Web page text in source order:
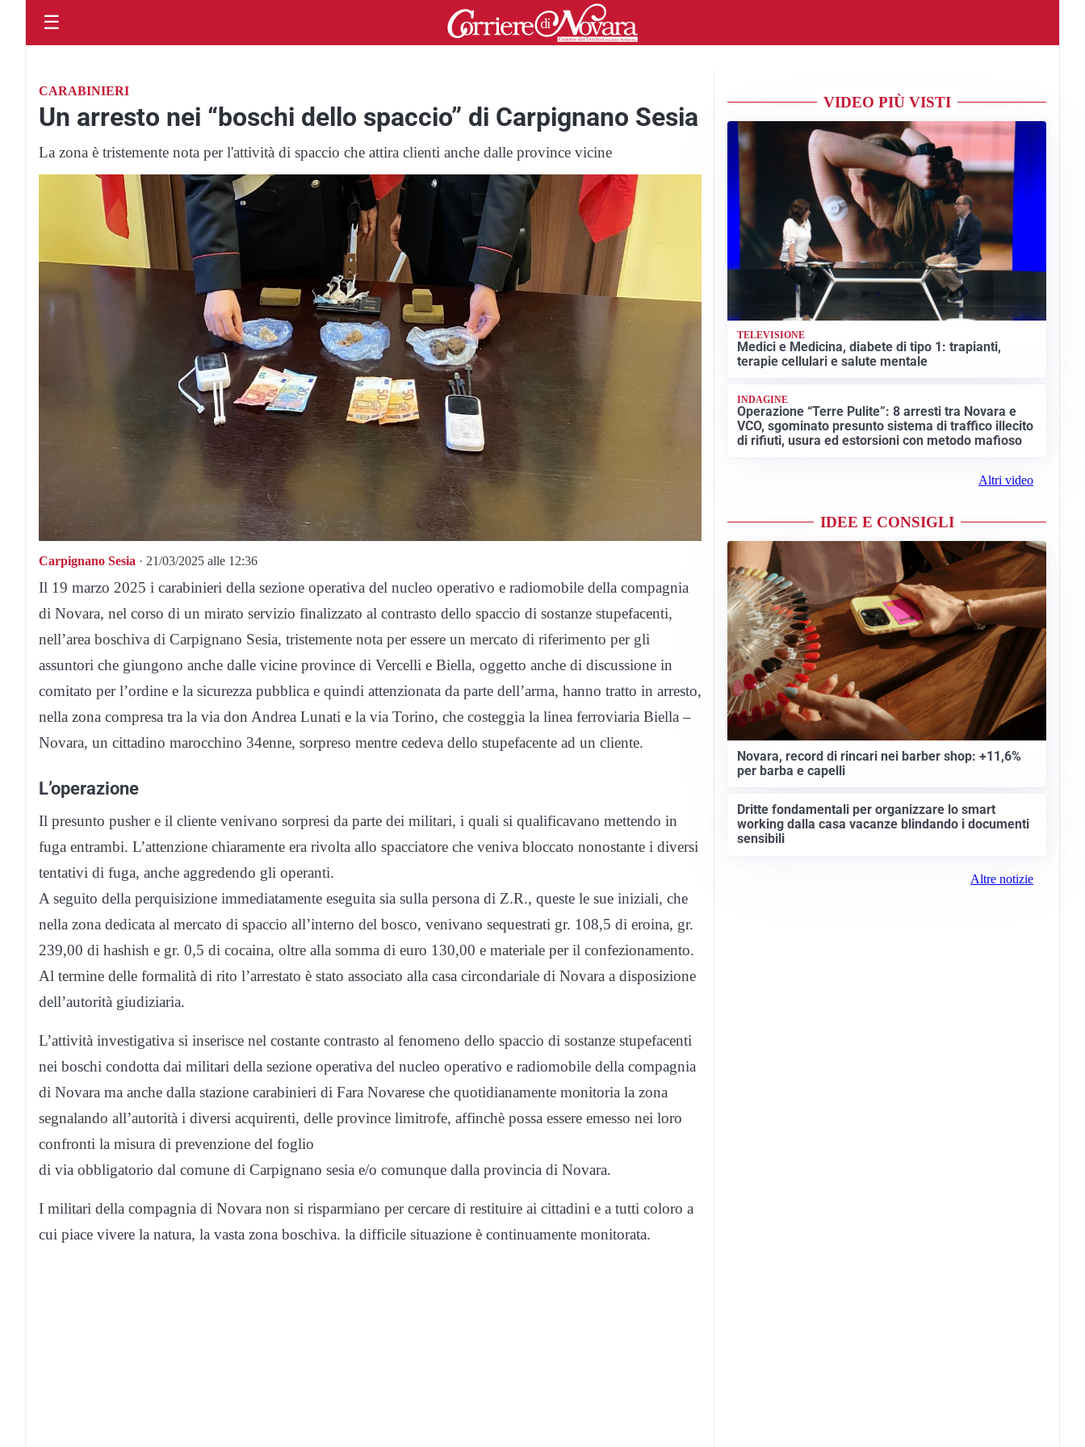
☰
CARABINIERI
Un arresto nei “boschi dello spaccio” di Carpignano Sesia
La zona è tristemente nota per l'attività di spaccio che attira clienti anche dalle province vicine
Carpignano Sesia · 21/03/2025 alle 12:36
Il 19 marzo 2025 i carabinieri della sezione operativa del nucleo operativo e radiomobile della compagnia
di Novara, nel corso di un mirato servizio finalizzato al contrasto dello spaccio di sostanze stupefacenti,
nell’area boschiva di Carpignano Sesia, tristemente nota per essere un mercato di riferimento per gli
assuntori che giungono anche dalle vicine province di Vercelli e Biella, oggetto anche di discussione in
comitato per l’ordine e la sicurezza pubblica e quindi attenzionata da parte dell’arma, hanno tratto in arresto,
nella zona compresa tra la via don Andrea Lunati e la via Torino, che costeggia la linea ferroviaria Biella –
Novara, un cittadino marocchino 34enne, sorpreso mentre cedeva dello stupefacente ad un cliente.
L’operazione
Il presunto pusher e il cliente venivano sorpresi da parte dei militari, i quali si qualificavano mettendo in
fuga entrambi. L’attenzione chiaramente era rivolta allo spacciatore che veniva bloccato nonostante i diversi
tentativi di fuga, anche aggredendo gli operanti.
A seguito della perquisizione immediatamente eseguita sia sulla persona di Z.R., queste le sue iniziali, che
nella zona dedicata al mercato di spaccio all’interno del bosco, venivano sequestrati gr. 108,5 di eroina, gr.
239,00 di hashish e gr. 0,5 di cocaina, oltre alla somma di euro 130,00 e materiale per il confezionamento.
Al termine delle formalità di rito l’arrestato è stato associato alla casa circondariale di Novara a disposizione
dell’autorità giudiziaria.
L’attività investigativa si inserisce nel costante contrasto al fenomeno dello spaccio di sostanze stupefacenti
nei boschi condotta dai militari della sezione operativa del nucleo operativo e radiomobile della compagnia
di Novara ma anche dalla stazione carabinieri di Fara Novarese che quotidianamente monitoria la zona
segnalando all’autorità i diversi acquirenti, delle province limitrofe, affinchè possa essere emesso nei loro
confronti la misura di prevenzione del foglio
di via obbligatorio dal comune di Carpignano sesia e/o comunque dalla provincia di Novara.
I militari della compagnia di Novara non si risparmiano per cercare di restituire ai cittadini e a tutti coloro a
cui piace vivere la natura, la vasta zona boschiva. la difficile situazione è continuamente monitorata.
VIDEO PIÙ VISTI
TELEVISIONE
Medici e Medicina, diabete di tipo 1: trapianti,
terapie cellulari e salute mentale
INDAGINE
Operazione “Terre Pulite”: 8 arresti tra Novara e
VCO, sgominato presunto sistema di traffico illecito
di rifiuti, usura ed estorsioni con metodo mafioso
Altri video
IDEE E CONSIGLI
Novara, record di rincari nei barber shop: +11,6%
per barba e capelli
Dritte fondamentali per organizzare lo smart
working dalla casa vacanze blindando i documenti
sensibili
Altre notizie